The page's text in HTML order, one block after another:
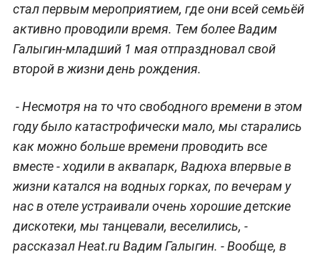
стал первым мероприятием, где они всей семьёй
активно проводили время. Тем более Вадим
Галыгин-младший 1 мая отпраздновал свой
второй в жизни день рождения.
- Несмотря на то что свободного времени в этом
году было катастрофически мало, мы старались
как можно больше времени проводить все
вместе - ходили в аквапарк, Вадюха впервые в
жизни катался на водных горках, по вечерам у
нас в отеле устраивали очень хорошие детские
дискотеки, мы танцевали, веселились, -
рассказал Heat.ru Вадим Галыгин. - Вообще, в